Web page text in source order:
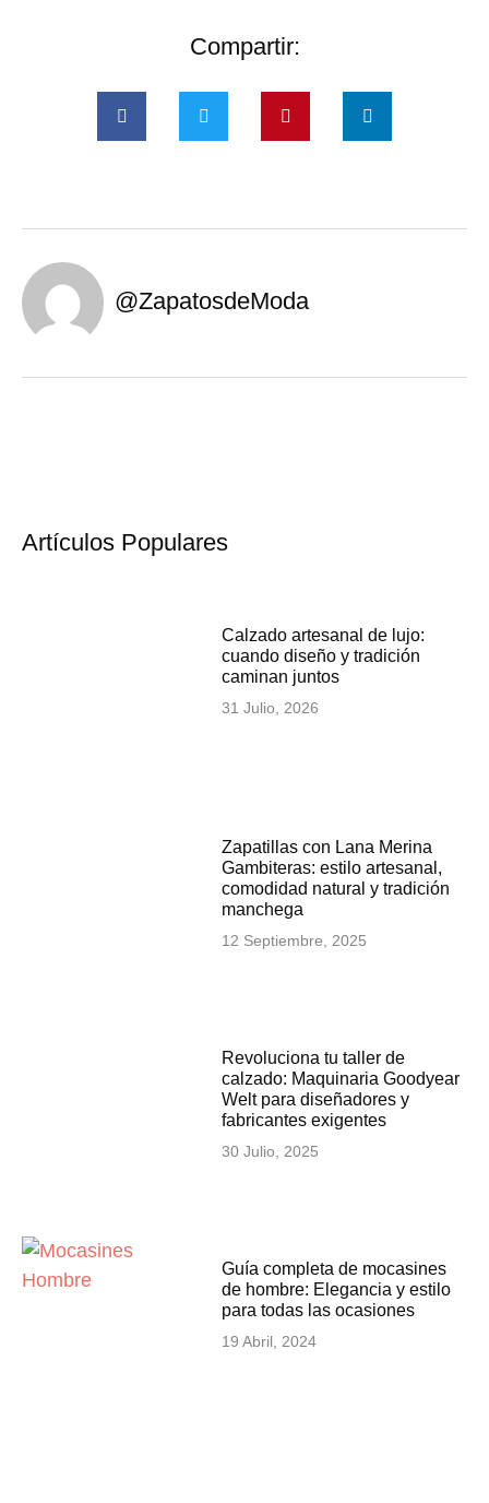
Compartir:
@ZapatosdeModa
Artículos Populares
Calzado artesanal de lujo:
cuando diseño y tradición
caminan juntos
31 Julio, 2026
Zapatillas con Lana Merina
Gambiteras: estilo artesanal,
comodidad natural y tradición
manchega
12 Septiembre, 2025
Revoluciona tu taller de
calzado: Maquinaria Goodyear
Welt para diseñadores y
fabricantes exigentes
30 Julio, 2025
Guía completa de mocasines
de hombre: Elegancia y estilo
para todas las ocasiones
19 Abril, 2024